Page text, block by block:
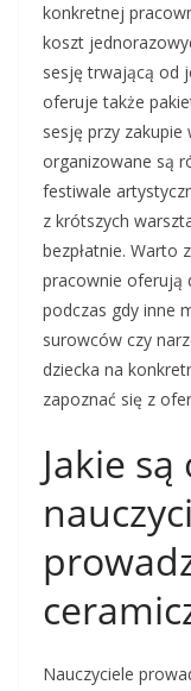
konkretnej
koszt
sesję trwającą od
oferuje także
sesję przy zakupie
organizowane są
festiwale
z krótszych
bezpłatnie. Warto
pracownie oferują
podczas gdy inne
surowców czy
dziecka na
zapoznać się z
Jakie
Nauczyciele